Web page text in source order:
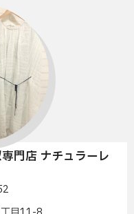
門店 ナチュラーレ